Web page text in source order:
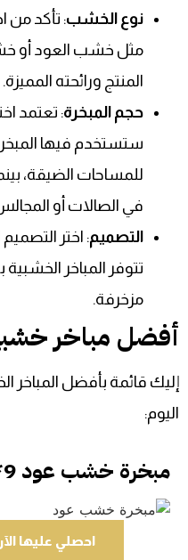
نوع الخشب: تأكد من
مثل خشب العود أو
المنتج ورائحته المميزة.
حجم المبخرة: تعتمد
ستستخدم فيها
للمساحات الضيقة،
في الصالات أو
التصميم: اختر
تتوفر المباخر
مزخرفة.
أفضل مباخر خشبية
إليك قائمة بأفضل المباخر
اليوم:
مبخرة خشب عود 9*7*25.5 سم
احصلي عليها